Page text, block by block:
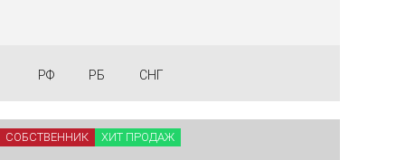
РФ РБ СНГ
СОБСТВЕННИК ХИТ ПРОДАЖ